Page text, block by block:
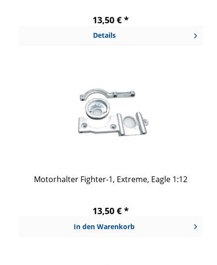
13,50 € *
Details
Motorhalter Fighter-1, Extreme, Eagle 1:12
13,50 € *
In den Warenkorb